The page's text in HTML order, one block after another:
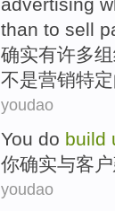
advertising
than to sell
确实有许多
不是营销特定
youdao
You do build
你确实与客户
youdao